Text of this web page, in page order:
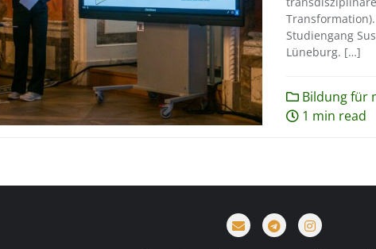
Studiengang
Lüneburg. […]
Bildung für
1 min read